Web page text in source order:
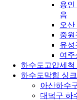
용인
음
오
중원
유성
여주
하수도고압세척
하수도막힘 싱
아산하수
대덕구 하